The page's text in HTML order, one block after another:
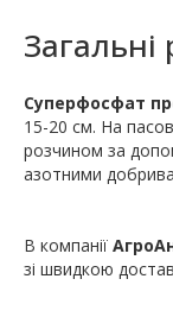
Загальні
Суперфосфат
15-20 см. На
розчином за
азотними
В компанії
зі швидкою